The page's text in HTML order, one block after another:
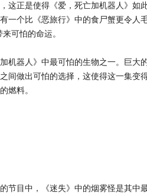
这正是使得《爱，死亡加机器人》如
一个比《恶旅行》中的食尸蟹更令人
可怕的命运。
机器人》中最可怕的生物之一。巨大
间做出可怕的选择，这使得这一集变
燃料。
节目中，《迷失》中的烟雾怪是其中